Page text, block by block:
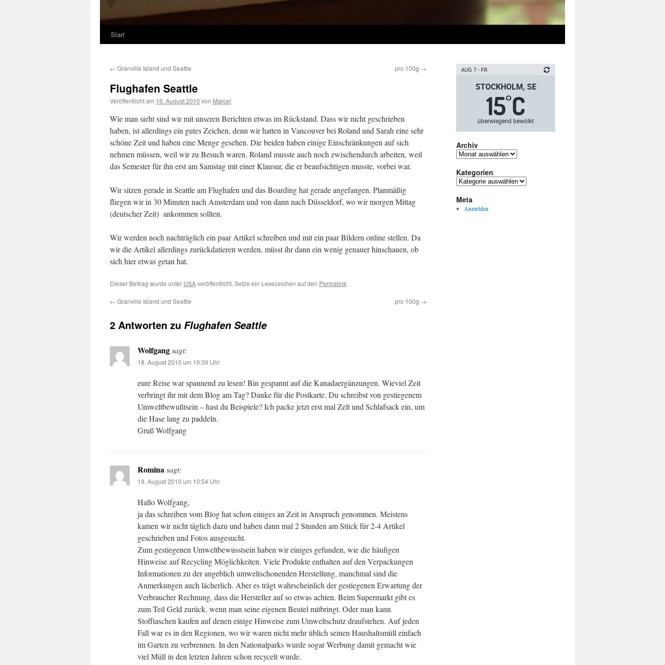
Start
← Granville Island und Seattle pro 100g →
Flughafen Seattle
Veröffentlicht am 16. August 2010 von Marcel
Wie man sieht sind wir mit unseren Berichten etwas im Rückstand. Dass wir nicht geschrieben
haben, ist allerdings ein gutes Zeichen, denn wir hatten in Vancouver bei Roland und Sarah eine sehr
schöne Zeit und haben eine Menge gesehen. Die beiden haben einige Einschränkungen auf sich
nehmen müssen, weil wir zu Besuch waren. Roland musste auch noch zwischendurch arbeiten, weil
das Semester für ihn erst am Samstag mit einer Klausur, die er beaufsichtigen musste, vorbei war.
Wir sitzen gerade in Seattle am Flughafen und das Boarding hat gerade angefangen. Planmäßig
fliegen wir in 30 Minuten nach Amsterdam und von dann nach Düsseldorf, wo wir morgen Mittag
(deutscher Zeit) ankommen sollten.
Wir werden noch nachträglich ein paar Artikel schreiben und mit ein paar Bildern online stellen. Da
wir die Artikel allerdings zurückdatieren werden, müsst ihr dann ein wenig genauer hinschauen, ob
sich hier etwas getan hat.
Dieser Beitrag wurde unter USAveröffentlicht. Setze ein Lesezeichen auf den Permalink.
← Granville Island und Seattle pro 100g →
2 Antworten zu Flughafen Seattle
Wolfgangsagt:
18. August 2010 um 19:39 Uhr
eure Reise war spannend zu lesen! Bin gespannt auf die Kanadaergänzungen. Wieviel Zeit
verbringt ihr mit dem Blog am Tag? Danke für die Postkarte. Du schreibst von gestiegenem
Umweltbewußtsein – hast du Beispiele? Ich packe jetzt erst mal Zelt und Schlafsack ein, um
die Hase lang zu paddeln.
Gruß Wolfgang
Rominasagt:
19. August 2010 um 10:54 Uhr
Hallo Wolfgang,
ja das schreiben vom Blog hat schon einiges an Zeit in Anspruch genommen. Meistens
kamen wir nicht täglich dazu und haben dann mal 2 Stunden am Stück für 2-4 Artikel
geschrieben und Fotos ausgesucht.
Zum gestiegenen Umweltbewusstsein haben wir einiges gefunden, wie die häufigen
Hinweise auf Recycling Möglichkeiten. Viele Produkte enthalten auf den Verpackungen
Informationen zu der angeblich umweltschonenden Herstellung, manchmal sind die
Anmerkungen auch lächerlich. Aber es trägt wahrscheinlich der gestiegenen Erwartung der
Verbraucher Rechnung, dass die Hersteller auf so etwas achten. Beim Supermarkt gibt es
zum Teil Geld zurück, wenn man seine eigenen Beutel mitbringt. Oder man kann
Stofftaschen kaufen auf denen einige Hinweise zum Umweltschutz draufstehen. Auf jeden
Fall war es in den Regionen, wo wir waren nicht mehr üblich seinen Haushaltsmüll einfach
im Garten zu verbrennen. In den Nationalparks wurde sogar Werbung damit gemacht wie
viel Müll in den letzten Jahren schon recycelt wurde.
AUG 7 - FR
STOCKHOLM, SE
15°C
überwiegend bewölkt
Archiv
Archiv
Kategorien
Kategorien
Meta
Anmelden